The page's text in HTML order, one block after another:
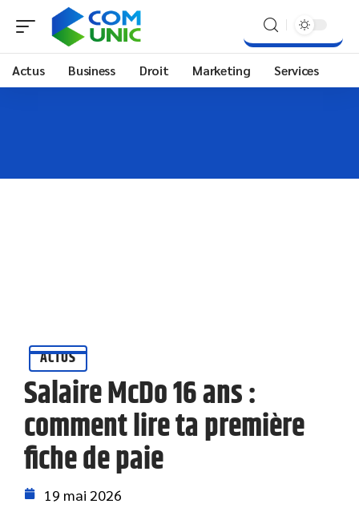
Actus Business Droit Marketing Services
ACTUS
Salaire McDo 16 ans :
comment lire ta première
fiche de paie
19 mai 2026